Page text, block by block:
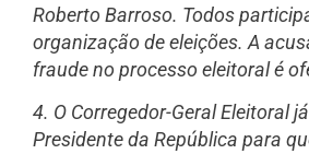
Roberto Barroso. Todos
organização de eleições. A
fraude no processo eleitoral é
4. O Corregedor-Geral Eleitoral
Presidente da República para